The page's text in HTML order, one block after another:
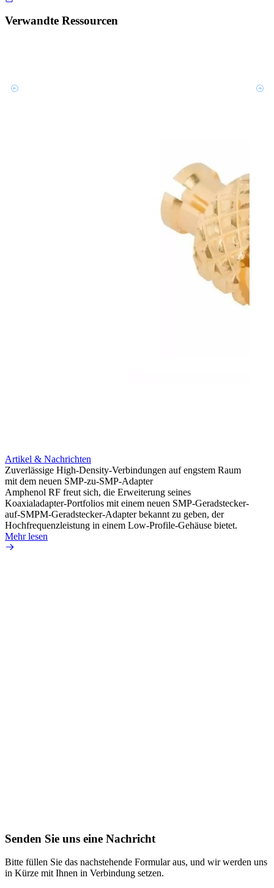
Verwandte Ressourcen
Artikel & Nachrichten
Zuverlässige High-Density-Verbindungen auf engstem Raum
mit dem neuen SMP-zu-SMP-Adapter
Amphenol RF freut sich, die Erweiterung seines
Koaxialadapter-Portfolios mit einem neuen SMP-Geradstecker-
auf-SMPM-Geradstecker-Adapter bekannt zu geben, der
Hochfrequenzleistung in einem Low-Profile-Gehäuse bietet.
Mehr lesen
Senden Sie uns eine Nachricht
Bitte füllen Sie das nachstehende Formular aus, und wir werden uns
in Kürze mit Ihnen in Verbindung setzen.